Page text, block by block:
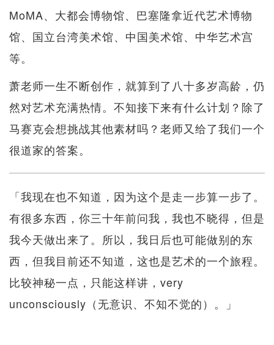
MoMA、大都会博物馆、巴塞隆拿近代艺术博物
馆、国立台湾美术馆、中国美术馆、中华艺术宫
等。
萧老师一生不断创作，就算到了八十多岁高龄，仍
然对艺术充满热情。不知接下来有什么计划？除了
马赛克会想挑战其他素材吗？老师又给了我们一个
很道家的答案。
「我现在也不知道，因为这个是走一步算一步了。
有很多东西，你三十年前问我，我也不晓得，但是
我今天做出来了。所以，我日后也可能做别的东
西，但我目前还不知道，这也是艺术的一个旅程。
比较神秘一点，只能这样讲，very
unconsciously（无意识、不知不觉的）。」